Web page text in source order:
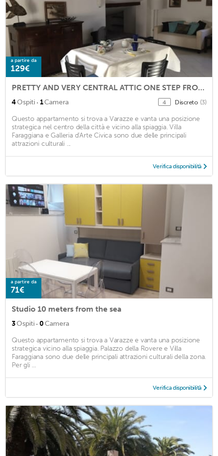
a partire da
129€
PRETTY AND VERY CENTRAL ATTIC ONE STEP FROM THE SEA
4Ospiti · 1Camera 4 Discreto (3)
Questo appartamento si trova a Varazze e vanta una posizione
strategica nel centro della città e vicino alla spiaggia. Villa
Faraggiana e Galleria d'Arte Civica sono due delle principali
attrazioni culturali ...
Verifica disponibilità
a partire da
71€
Studio 10 meters from the sea
3Ospiti · 0Camera
Questo appartamento si trova a Varazze e vanta una posizione
strategica vicino alla spiaggia. Palazzo della Rovere e Villa
Faraggiana sono due delle principali attrazioni culturali della zona.
Per gli ...
Verifica disponibilità